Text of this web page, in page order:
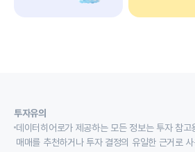
투자유의
데이터히어로가 제공하는 모든 정보는 투자 참
매매를 추천하거나 투자 결정의 유일한 근거로